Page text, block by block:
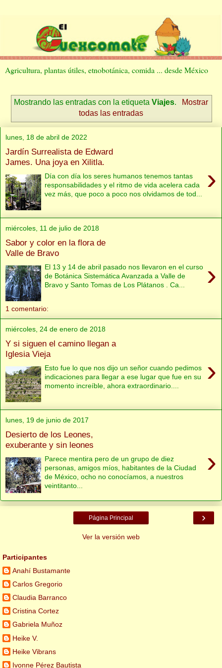
Agricultura, plantas útiles, etnobotánica, comida ... desde México
Mostrando las entradas con la etiquetaViajes.
Mostrar
todas las entradas
lunes, 18 de abril de 2022
Jardín Surrealista de Edward
James. Una joya en Xilitla.
›
Día con día los seres humanos tenemos tantas
responsabilidades y el ritmo de vida acelera cada
vez más, que poco a poco nos olvidamos de tod...
miércoles, 11 de julio de 2018
Sabor y color en la flora de
Valle de Bravo
›
El 13 y 14 de abril pasado nos llevaron en el curso
de Botánica Sistemática Avanzada a Valle de
Bravo y Santo Tomas de Los Plátanos . Ca...
1 comentario:
miércoles, 24 de enero de 2018
Y si siguen el camino llegan a
Iglesia Vieja
›
Esto fue lo que nos dijo un señor cuando pedimos
indicaciones para llegar a ese lugar que fue en su
momento increíble, ahora extraordinario....
lunes, 19 de junio de 2017
Desierto de los Leones,
exuberante y sin leones
›
Parece mentira pero de un grupo de diez
personas, amigos míos, habitantes de la Ciudad
de México, ocho no conocíamos, a nuestros
veintitanto...
›
Página Principal
Ver la versión web
Participantes
Anahí Bustamante
Carlos Gregorio
Claudia Barranco
Cristina Cortez
Gabriela Muñoz
Heike V.
Heike Vibrans
Ivonne Pérez Bautista